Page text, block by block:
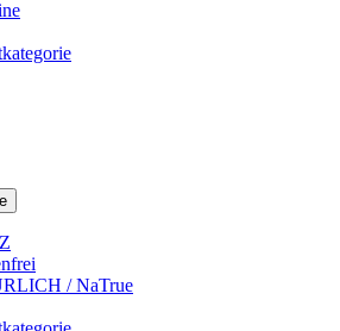
/ NaTrue